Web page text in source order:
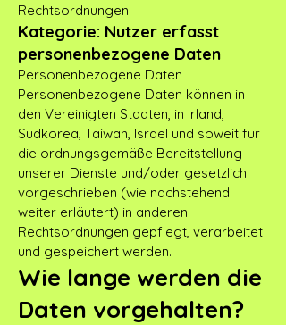
Rechtsordnungen.
Kategorie: Nutzer erfasst
personenbezogene Daten
Personenbezogene Daten
Personenbezogene Daten können in
den Vereinigten Staaten, in Irland,
Südkorea, Taiwan, Israel und soweit für
die ordnungsgemäße Bereitstellung
unserer Dienste und/oder gesetzlich
vorgeschrieben (wie nachstehend
weiter erläutert) in anderen
Rechtsordnungen gepflegt, verarbeitet
und gespeichert werden.
Wie lange werden die
Daten vorgehalten?